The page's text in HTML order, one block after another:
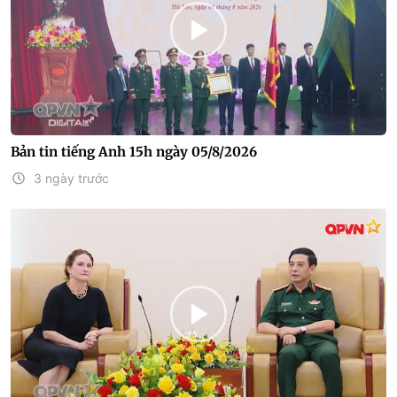
Bản tin tiếng Anh 15h ngày 05/8/2026
3 ngày trước